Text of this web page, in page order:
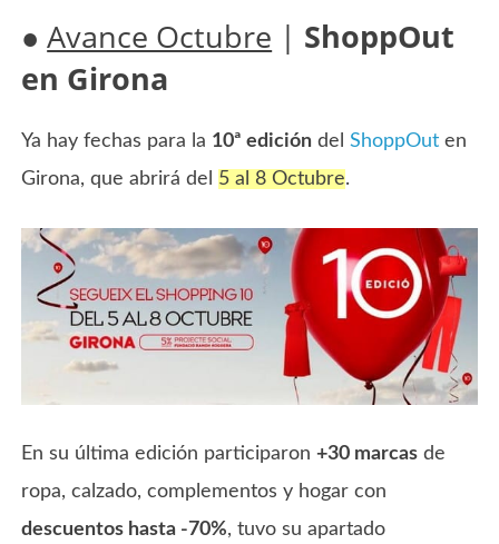
●Avance Octubre | ShoppOut
en Girona
Ya hay fechas para la 10ª edición delShoppOut en
Girona, que abrirá del 5 al 8 Octubre.
En su última edición participaron+30 marcas de
ropa, calzado, complementos y hogar con
descuentos hasta -70%, tuvo su apartado